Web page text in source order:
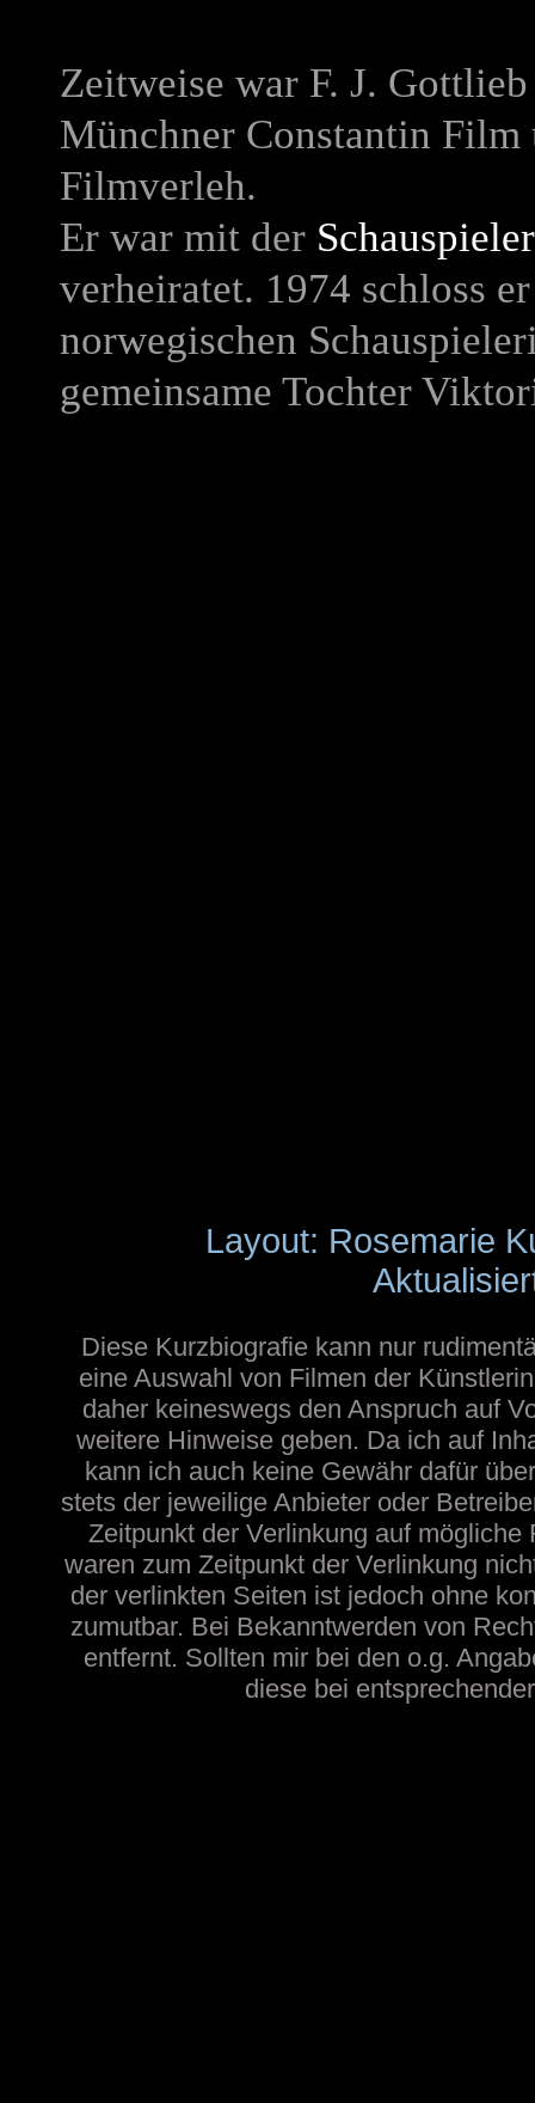
Zeitweise war F. J.
Münchner Constantin
Filmverleh.
Er war mit der
verheiratet. 1974 schloss
norwegischen
gemeinsame Tochter
Layout: Rosemarie
Diese Kurzbiografie kann nur
eine Auswahl von Filmen der
daher keineswegs den Anspruch auf
weitere Hinweise geben. Da ich auf
kann ich auch keine Gewähr dafür
stets der jeweilige Anbieter oder
Zeitpunkt der Verlinkung auf
waren zum Zeitpunkt der Verlinkung
der verlinkten Seiten ist jedoch ohne
zumutbar. Bei Bekanntwerden von
entfernt. Sollten mir bei den o.g.
diese bei